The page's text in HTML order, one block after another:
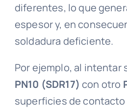
diferentes, lo que
espesor y, en
soldadura deficiente.
Por ejemplo, al intentar
PN10 (SDR17) con otro
superficies de